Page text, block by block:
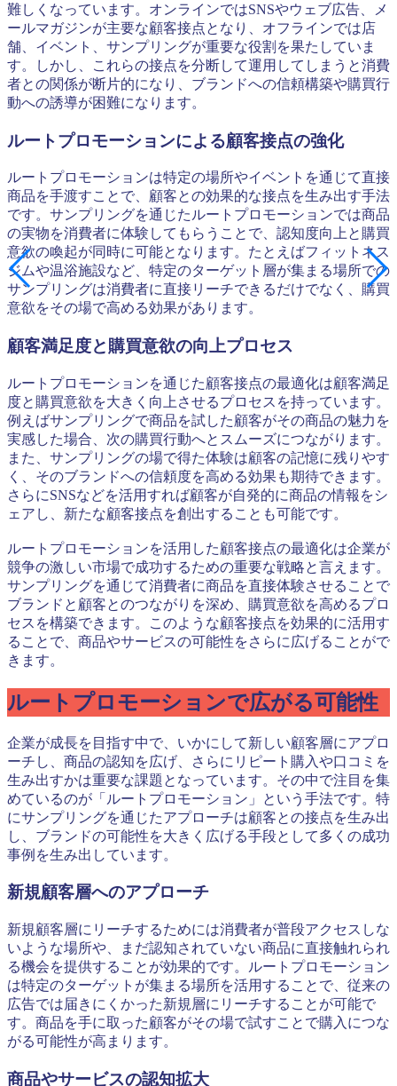
難しくなっています。オンラインではSNSやウェブ広告、メ
ールマガジンが主要な顧客接点となり、オフラインでは店
舗、イベント、サンプリングが重要な役割を果たしていま
す。しかし、これらの接点を分断して運用してしまうと消費
者との関係が断片的になり、ブランドへの信頼構築や購買行
動への誘導が困難になります。
ルートプロモーションによる顧客接点の強化
ルートプロモーションは特定の場所やイベントを通じて直接
商品を手渡すことで、顧客との効果的な接点を生み出す手法
です。サンプリングを通じたルートプロモーションでは商品
の実物を消費者に体験してもらうことで、認知度向上と購買
意欲の喚起が同時に可能となります。たとえばフィットネス
ジムや温浴施設など、特定のターゲット層が集まる場所での
サンプリングは消費者に直接リーチできるだけでなく、購買
意欲をその場で高める効果があります。
顧客満足度と購買意欲の向上プロセス
ルートプロモーションを通じた顧客接点の最適化は顧客満足
度と購買意欲を大きく向上させるプロセスを持っています。
例えばサンプリングで商品を試した顧客がその商品の魅力を
実感した場合、次の購買行動へとスムーズにつながります。
また、サンプリングの場で得た体験は顧客の記憶に残りやす
く、そのブランドへの信頼度を高める効果も期待できます。
さらにSNSなどを活用すれば顧客が自発的に商品の情報をシ
ェアし、新たな顧客接点を創出することも可能です。
ルートプロモーションを活用した顧客接点の最適化は企業が
競争の激しい市場で成功するための重要な戦略と言えます。
サンプリングを通じて消費者に商品を直接体験させることで
ブランドと顧客とのつながりを深め、購買意欲を高めるプロ
セスを構築できます。このような顧客接点を効果的に活用す
ることで、商品やサービスの可能性をさらに広げることがで
きます。
ルートプロモーションで広がる可能性
企業が成長を目指す中で、いかにして新しい顧客層にアプロ
ーチし、商品の認知を広げ、さらにリピート購入や口コミを
生み出すかは重要な課題となっています。その中で注目を集
めているのが「ルートプロモーション」という手法です。特
にサンプリングを通じたアプローチは顧客との接点を生み出
し、ブランドの可能性を大きく広げる手段として多くの成功
事例を生み出しています。
新規顧客層へのアプローチ
新規顧客層にリーチするためには消費者が普段アクセスしな
いような場所や、まだ認知されていない商品に直接触れられ
る機会を提供することが効果的です。ルートプロモーション
は特定のターゲットが集まる場所を活用することで、従来の
広告では届きにくかった新規層にリーチすることが可能で
す。商品を手に取った顧客がその場で試すことで購入につな
がる可能性が高まります。
商品やサービスの認知拡大